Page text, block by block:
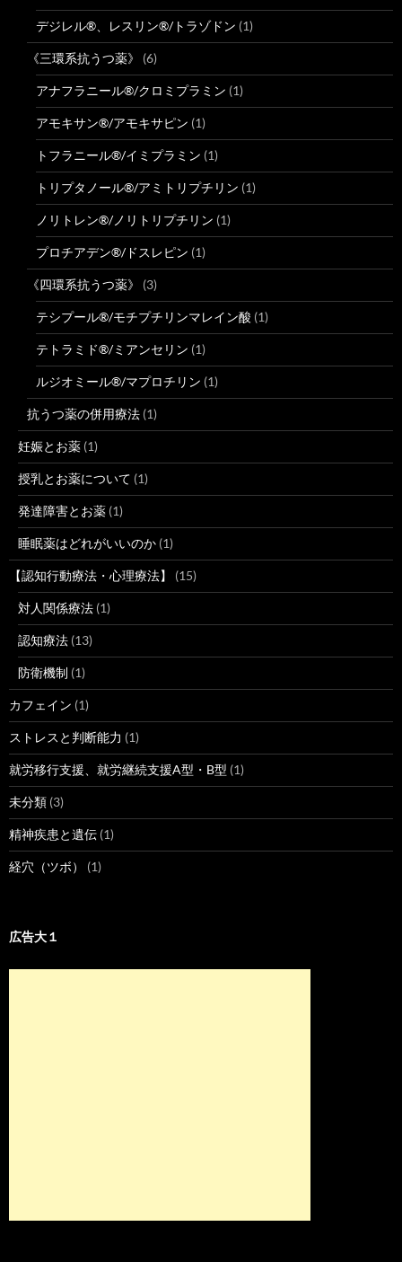
デジレル®、レスリン®/トラゾドン (1)
《三環系抗うつ薬》 (6)
アナフラニール®/クロミプラミン (1)
アモキサン®/アモキサピン (1)
トフラニール®/イミプラミン (1)
トリプタノール®/アミトリプチリン (1)
ノリトレン®/ノリトリプチリン (1)
プロチアデン®/ドスレピン (1)
《四環系抗うつ薬》 (3)
テシプール®/モチプチリンマレイン酸 (1)
テトラミド®/ミアンセリン (1)
ルジオミール®/マプロチリン (1)
抗うつ薬の併用療法 (1)
妊娠とお薬 (1)
授乳とお薬について (1)
発達障害とお薬 (1)
睡眠薬はどれがいいのか (1)
【認知行動療法・心理療法】 (15)
対人関係療法 (1)
認知療法 (13)
防衛機制 (1)
カフェイン (1)
ストレスと判断能力 (1)
就労移行支援、就労継続支援A型・B型 (1)
未分類 (3)
精神疾患と遺伝 (1)
経穴（ツボ） (1)
広告大１